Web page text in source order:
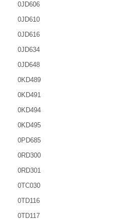
0JD606
0JD610
0JD616
0JD634
0JD648
0KD489
0KD491
0KD494
0KD495
0PD685
0RD300
0RD301
0TC030
0TD116
0TD117